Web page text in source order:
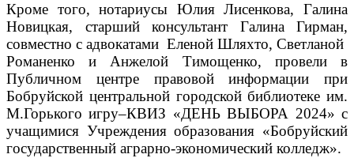
Кроме того, нотариусы Юлия Лисенкова, Галина
Новицкая, старший консультант Галина Гирман,
совместно с адвокатами Еленой Шляхто, Светланой
Романенко и Анжелой Тимощенко, провели в
Публичном центре правовой информации при
Бобруйской центральной городской библиотеке им.
М.Горького игру–КВИЗ «ДЕНЬ ВЫБОРА 2024» с
учащимися Учреждения образования «Бобруйский
государственный аграрно-экономический колледж».